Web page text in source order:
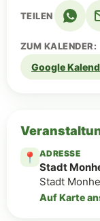
TEILEN
ZUM KALENDER:
Google
📍 ADRESSE
Stadt
Stadt
Auf Karte